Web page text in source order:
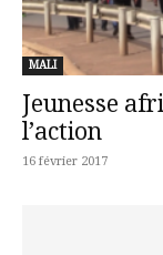
MALI
Jeunesse
l’action
16 février 2017